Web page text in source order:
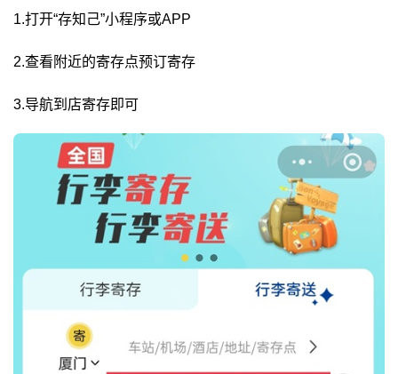
1.打开“存知己”小程序或APP
2.查看附近的寄存点预订寄存
3.导航到店寄存即可